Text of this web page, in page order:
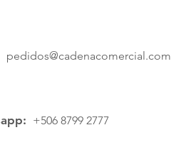
pedidos@cadenacomercial.com
+506 8799 2777